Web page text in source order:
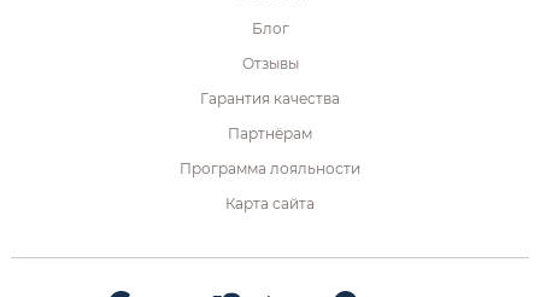
Блог
Отзывы
Гарантия качества
Партнёрам
Программа лояльности
Карта сайта